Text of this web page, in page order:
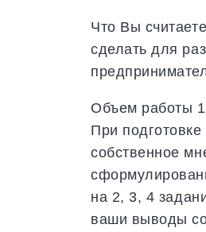
Что Вы
сделать для
Объем работы
При подготовке
собственное
на 2, 3, 4
ваши выводы